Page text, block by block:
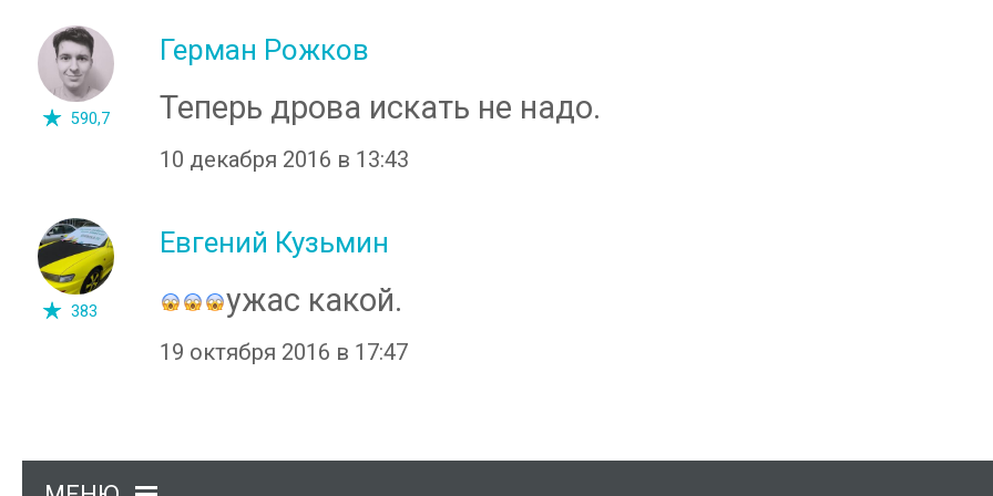
590,7
Герман Рожков
Теперь дрова искать не надо.
10 декабря 2016 в 13:43
383
Евгений Кузьмин
ужас какой.
19 октября 2016 в 17:47